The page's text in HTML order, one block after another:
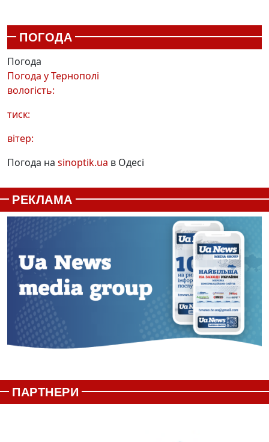
ПОГОДА
Погода
Погода уТернополі
вологість:
тиск:
вітер:
Погода на sinoptik.ua в Одесі
РЕКЛАМА
ПАРТНЕРИ